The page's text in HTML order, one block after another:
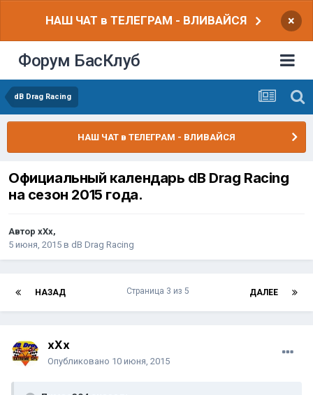
НАШ ЧАТ в ТЕЛЕГРАМ - ВЛИВАЙСЯ ×
Форум БасКлуб
dB Drag Racing
НАШ ЧАТ в ТЕЛЕГРАМ - ВЛИВАЙСЯ
Официальный календарь dB Drag Racing
на сезон 2015 года.
Автор xXx,
5 июня, 2015 в dB Drag Racing
НАЗАД ДАЛЕЕ
Страница 3 из 5
xXx
Опубликовано 10 июня, 2015